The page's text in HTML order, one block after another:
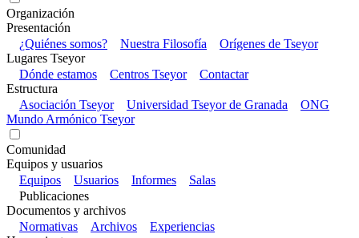
Organización
Presentación
¿Quiénes somos?
Nuestra Filosofía
Orígenes de Tseyor
Lugares Tseyor
Dónde estamos
Centros Tseyor
Contactar
Estructura
Asociación Tseyor
Universidad Tseyor de Granada
ONG
Mundo Armónico Tseyor
Comunidad
Equipos y usuarios
Equipos
Usuarios Informes
Salas
Publicaciones
Documentos y archivos
Normativas
Archivos
Experiencias